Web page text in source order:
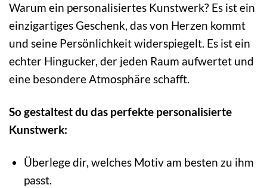
Warum ein personalisiertes Kunstwerk? Es ist ein
einzigartiges Geschenk, das von Herzen kommt
und seine Persönlichkeit widerspiegelt. Es ist ein
echter Hingucker, der jeden Raum aufwertet und
eine besondere Atmosphäre schafft.
So gestaltest du das perfekte personalisierte
Kunstwerk:
Überlege dir, welches Motiv am besten zu ihm
passt.